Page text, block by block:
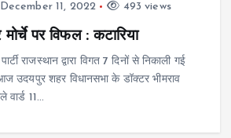
December 11, 2022 493 views
पर विफल : कटारिया
राजस्थान द्वारा विगत 7 दिनों से निकाली गई
उदयपुर शहर विधानसभा के डॉक्टर भीमराव
11…